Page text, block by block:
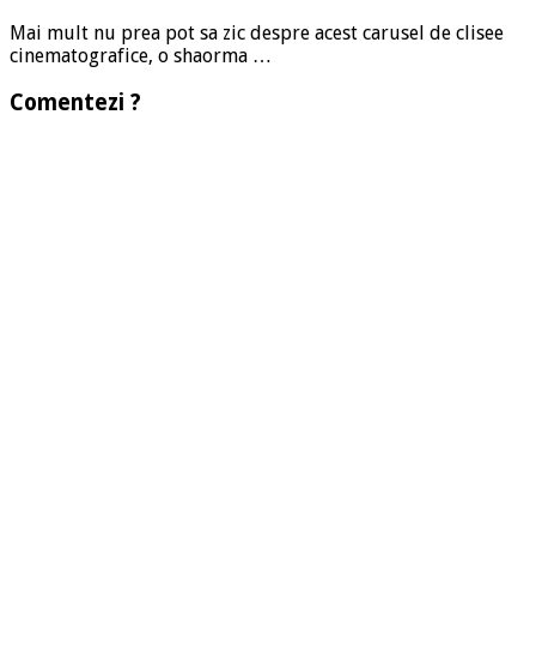
Mai mult nu prea pot sa zic despre acest carusel de clisee
cinematografice, o shaorma …
Comentezi ?